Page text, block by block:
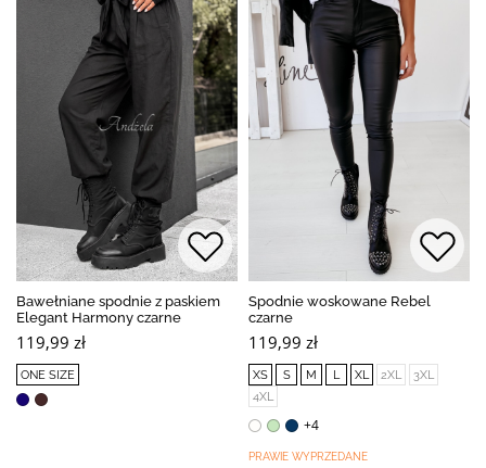
Bawełniane spodnie z paskiem
Elegant Harmony czarne
119,99 zł
ONE SIZE
Spodnie woskowane Rebel
czarne
119,99 zł
XS S M L XL 2XL
3XL
4XL
+4
PRAWIE WYPRZEDANE